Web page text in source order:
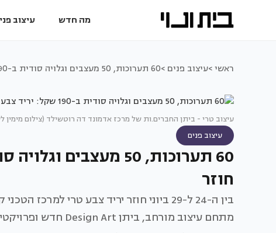
מה חדש עיצוב
ראשי >עיצוב פנים >60 תערוכות, 50 מעצבים וגלויה סודית ב-190 שקל: יריד צבע טרי חוזר
עיצוב טרי - ביתן החברים.ות של מרכז אדמונד דה רוטשילד (צילום
עיצוב פנים
חוזר
בין ה-24 ל-29 ביוני חוזר יריד צבע טרי
מתחם עיצוב מורחב, ביתן Design Art חדש ופרויקטים שקשורים בעקיפין גם לאירועי השנה האחרונה